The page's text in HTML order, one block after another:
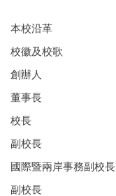
本校沿革
校徽及校歌
創辦人
董事長
校長
副校長
國際暨兩岸事務副校長
副校長